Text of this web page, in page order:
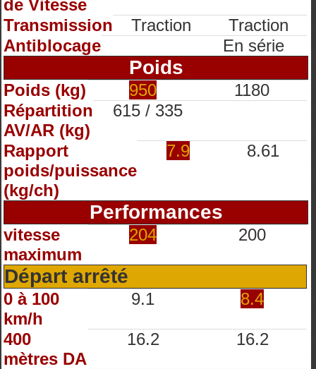
de Vitesse
Transmission
Traction
Traction
Antiblocage
En série
Poids
Poids (kg) 950
1180
Répartition
AV/AR (kg)
615 / 335
Rapport
poids/puissance
(kg/ch)
7.9 8.61
Performances
vitesse
maximum
204 200
Départ arrêté
0 à 100
km/h
9.1 8.4
400
mètres DA
16.2 16.2